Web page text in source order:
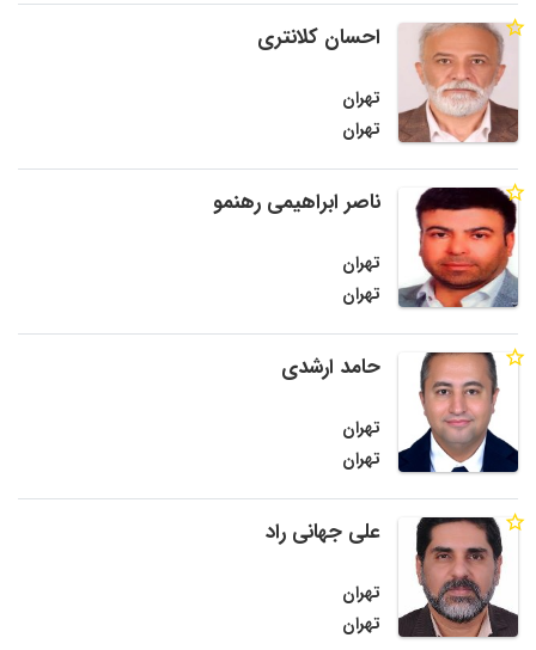
احسان کلانتری
تهران
تهران
ناصر ابراهیمی رهنمو
تهران
تهران
حامد ارشدی
تهران
تهران
علی جهانی راد
تهران
تهران